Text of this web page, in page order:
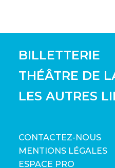
BILLETTERIE
THÉÂTRE DE
LES AUTRES
CONTACTEZ-NOUS
MENTIONS LÉGALES
ESPACE PRO